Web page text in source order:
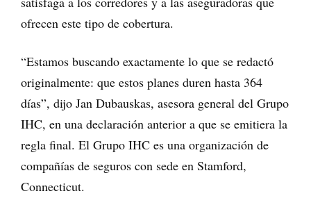
ofrecen este tipo de cobertura.
“Estamos buscando exactamente lo que se redactó
originalmente: que estos planes duren hasta 364
días”, dijo Jan Dubauskas, asesora general del Grupo
IHC, en una declaración anterior a que se emitiera la
regla final. El Grupo IHC es una organización de
compañías de seguros con sede en Stamford,
Connecticut.